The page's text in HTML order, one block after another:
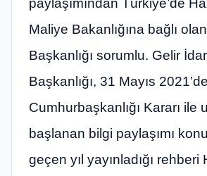
paylaşımından Türkiye’de
Maliye Bakanlığına bağlı
Başkanlığı sorumlu. Gelir
Başkanlığı, 31 Mayıs
Cumhurbaşkanlığı Kararı ile
başlanan bilgi paylaşımı
geçen yıl yayınladığı rehberi